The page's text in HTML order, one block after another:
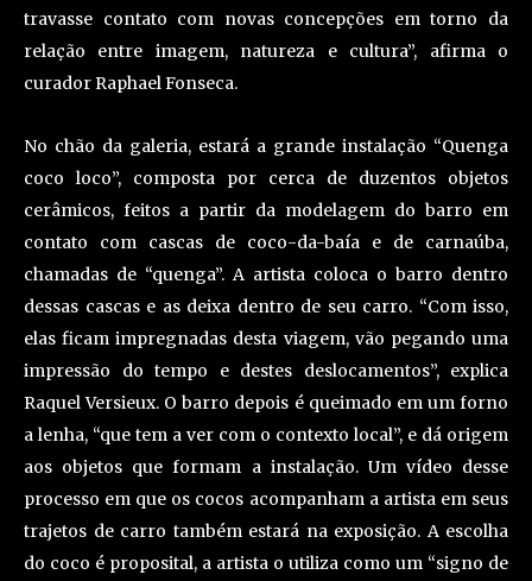
travasse contato com novas concepções em torno da
relação entre imagem, natureza e cultura”, afirma o
curador Raphael Fonseca.
No chão da galeria, estará a grande instalação “Quenga
coco loco”, composta por cerca de duzentos objetos
cerâmicos, feitos a partir da modelagem do barro em
contato com cascas de coco-da-baía e de carnaúba,
chamadas de “quenga”. A artista coloca o barro dentro
dessas cascas e as deixa dentro de seu carro. “Com isso,
elas ficam impregnadas desta viagem, vão pegando uma
impressão do tempo e destes deslocamentos”, explica
Raquel Versieux. O barro depois é queimado em um forno
a lenha, “que tem a ver com o contexto local”, e dá origem
aos objetos que formam a instalação. Um vídeo desse
processo em que os cocos acompanham a artista em seus
trajetos de carro também estará na exposição. A escolha
do coco é proposital, a artista o utiliza como um “signo de